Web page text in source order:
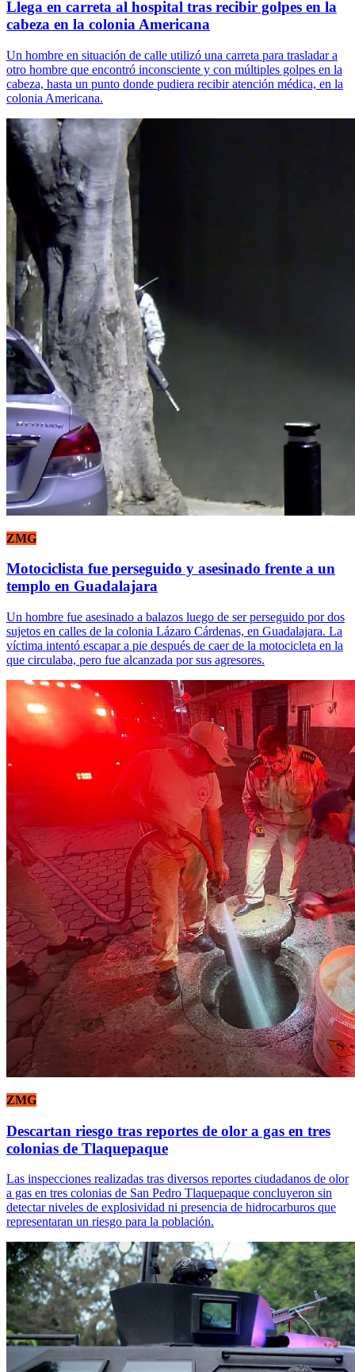
Llega en carreta al hospital tras recibir golpes en la
cabeza en la colonia Americana
Un hombre en situación de calle utilizó una carreta para trasladar a
otro hombre que encontró inconsciente y con múltiples golpes en la
cabeza, hasta un punto donde pudiera recibir atención médica, en la
colonia Americana.
ZMG
Motociclista fue perseguido y asesinado frente a un
templo en Guadalajara
Un hombre fue asesinado a balazos luego de ser perseguido por dos
sujetos en calles de la colonia Lázaro Cárdenas, en Guadalajara. La
víctima intentó escapar a pie después de caer de la motocicleta en la
que circulaba, pero fue alcanzada por sus agresores.
ZMG
Descartan riesgo tras reportes de olor a gas en tres
colonias de Tlaquepaque
Las inspecciones realizadas tras diversos reportes ciudadanos de olor
a gas en tres colonias de San Pedro Tlaquepaque concluyeron sin
detectar niveles de explosividad ni presencia de hidrocarburos que
representaran un riesgo para la población.